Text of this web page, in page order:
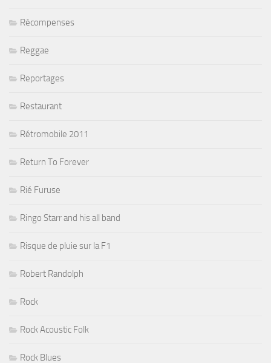
Récompenses
Reggae
Reportages
Restaurant
Rétromobile 2011
Return To Forever
Rié Furuse
Ringo Starr and his all band
Risque de pluie sur la F1
Robert Randolph
Rock
Rock Acoustic Folk
Rock Blues